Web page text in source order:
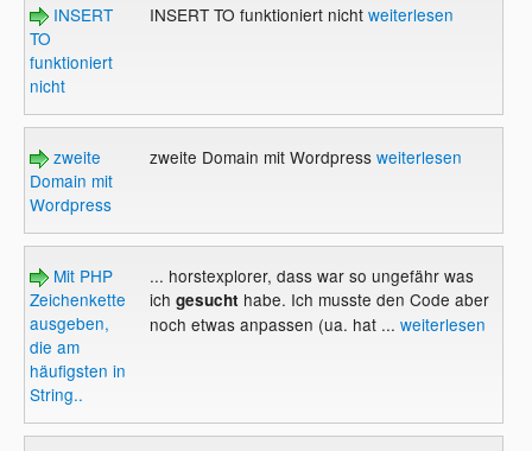
INSERT
TO
funktioniert
nicht
INSERT TO funktioniert nicht weiterlesen
zweite
Domain mit
Wordpress
zweite Domain mit Wordpress weiterlesen
Mit PHP
Zeichenkette
ausgeben,
die am
häufigsten in
String..
... horstexplorer, dass war so ungefähr was
ich gesucht habe. Ich musste den Code aber
noch etwas anpassen (ua. hat ... weiterlesen